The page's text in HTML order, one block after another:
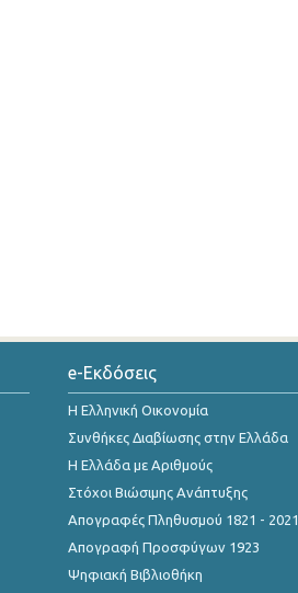
e-Εκδόσεις
Η Ελληνική Οικονομία
Συνθήκες Διαβίωσης στην Ελλάδα
Η Ελλάδα με Αριθμούς
Στόχοι Βιώσιμης Ανάπτυξης
Απογραφές Πληθυσμού 1821 - 2021
Απογραφή Προσφύγων 1923
Ψηφιακή Βιβλιοθήκη